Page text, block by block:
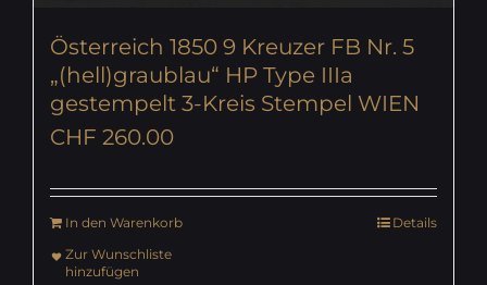
Österreich 1850 9 Kreuzer FB Nr. 5
„(hell)graublau“ HP Type IIIa
gestempelt 3-Kreis Stempel WIEN
CHF 260.00
In den Warenkorb
Details
Zur Wunschliste
hinzufügen